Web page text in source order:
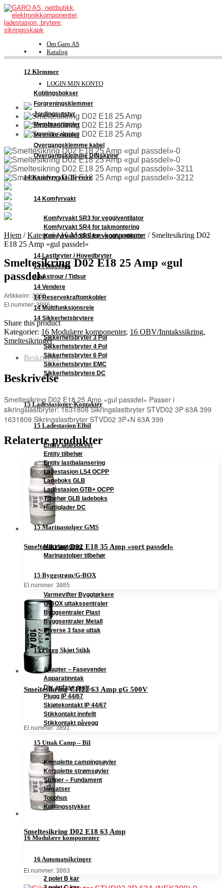
12 Klemmer
Koblingsbokser
Forgreningsklemmer
Jordingsutstyr
Membrannippler
Metriske nippler
Overgangsklemme kabel
Overgangsklemme DINskinne
14 Komfyrvakt–Brytere
14 Komfyrvakt
Komfyrvakt SR3 for vegg/ventilator
Komfyrvakt SR4 for takmontering
Komfyrvakt SR5 for vegg/ventilator
14 Lastbryter / Hovedbryter
14 Fotoceller
14 Astrour / Tidsur
14 Vendere
14 Reservekraftomkobler
14 Multifunksjonsrele
14 Sikkerhetsbrytere
Sikkerhetsbryter 3 Pol
Sikkerhetsbryter 4 Pol
Sikkerhetsbryter 6 Pol
Sikkerhetsbryter EMC
Sikkerhetsbrytere DC
15 Ladestasjoner-Kontakter
15 Ladestasjon Elbil
Entity ladebokser
Entity tilbehør
Entity lastbalansering
Ladestasjon LS4 OCPP
Ladeboks GLB
Ladestasjon GTB+ OCPP
Tilbehør GLB ladeboks
Hurtiglader DC
15 Marinastolper GMS
Marinastolper
Marinastolper tilbehør
15 Byggstrøm/G-BOX
Varmevifter Byggtørkere
G-BOX uttakssentraler
Byggsentraler Plast
Byggsentraler Metall
Diverse 3 fase uttak
15 Plugg Skjøt Stikk
Adapter – Fasevender
Apparatinntak
Div. enfase matr.
Plugg IP 44/67
Skjøtekontakt IP 44/67
Stikkontakt innfellt
Stikkontakt påvegg
15 Uttak Camp – Bil
Komplette campingsøyler
Komplette strømsøyler
Stolper – Fundament
Innsatser
Topphus
Koblingsstykker
16 Modulære komponenter
16 Automatsikringer
2 polet B kar
Om Garo AS
Katalog
FDV-dokumentasjon
Support
LOGIN MIN KONTO
Hjem / Kategori / 16 Modulære komponenter /Smeltesikring D02
E18 25 Amp «gul passdel»
Smeltesikring D02 E18 25 Amp «gul
passdel»
Artikkelnr: 3886
El.nummer: 3886
Share this product
Kategorier: 16 Modulære komponenter, 16 OBV/Inntakssikring,
Smeltesikringer
Beskrivelse
Beskrivelse
Smeltesikring D02 E18 25 Amp «gul passdel» Passer i
sikringslastbryter: 1631808 Sikringslastbryter STVD02 3P 63A 399
1631809 Sikringslastbryter STVD02 3P+N 63A 399
Relaterte produkter
Smeltesikring D02 E18 35 Amp «sort passdel»
El.nummer: 3885
Smeltesikring CH22 63 Amp gG 500V
El.nummer: 3891
Smeltesikring D02 E18 63 Amp
El.nummer: 3883